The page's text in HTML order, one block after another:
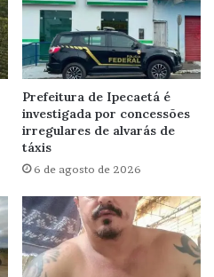
Prefeitura de Ipecaetá é
investigada por concessões
irregulares de alvarás de
táxis
6 de agosto de 2026